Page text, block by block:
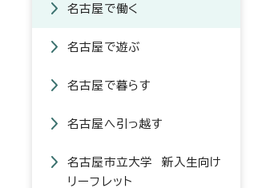
名古屋で働く
名古屋で遊ぶ
名古屋で暮らす
名古屋へ引っ越す
名古屋市立大学 新入生向け
リーフレット